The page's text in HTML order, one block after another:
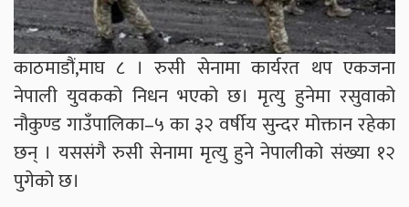
काठमाडौं,माघ ८ । रुसी सेनामा कार्यरत थप एकजना
नेपाली युवकको निधन भएको छ। मृत्यु हुनेमा रसुवाको
नौकुण्ड गाउँपालिका–५ का ३२ वर्षीय सुन्दर मोक्तान रहेका
छन् । यससंगै रुसी सेनामा मृत्यु हुने नेपालीको संख्या १२
पुगेको छ।